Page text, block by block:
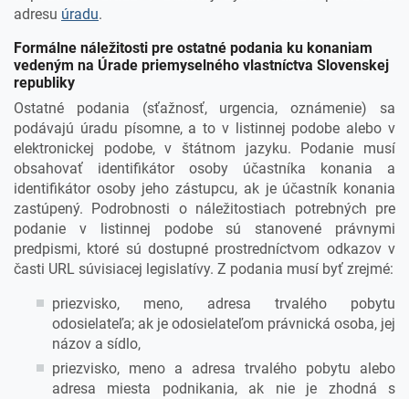
adresu úradu.
Formálne náležitosti pre ostatné podania ku konaniam
vedeným na Úrade priemyselného vlastníctva Slovenskej
republiky
Ostatné podania (sťažnosť, urgencia, oznámenie) sa
podávajú úradu písomne, a to v listinnej podobe alebo v
elektronickej podobe, v štátnom jazyku. Podanie musí
obsahovať identifikátor osoby účastníka konania a
identifikátor osoby jeho zástupcu, ak je účastník konania
zastúpený. Podrobnosti o náležitostiach potrebných pre
podanie v listinnej podobe sú stanovené právnymi
predpismi, ktoré sú dostupné prostredníctvom odkazov v
časti URL súvisiacej legislatívy. Z podania musí byť zrejmé:
priezvisko, meno, adresa trvalého pobytu
odosielateľa; ak je odosielateľom právnická osoba, jej
názov a sídlo,
priezvisko, meno a adresa trvalého pobytu alebo
adresa miesta podnikania, ak nie je zhodná s